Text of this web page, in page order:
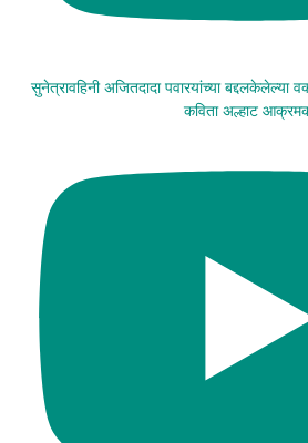
सुनेत्रावहिनी अजितदादा पवारयांच्या बद्दलकेलेल्या
कविता अल्हाट